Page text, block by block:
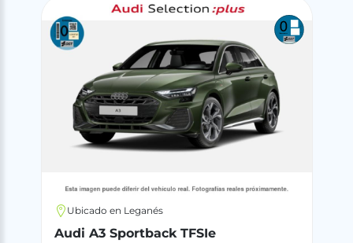
Ubicado en Leganés
Audi A3 Sportback TFSIe